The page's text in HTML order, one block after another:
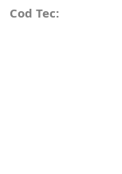
Cod Tec: